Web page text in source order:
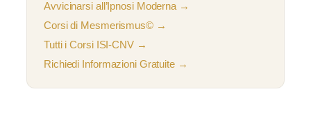
Avvicinarsi all’Ipnosi Moderna →
Corsi di Mesmerismus© →
Tutti i Corsi ISI-CNV →
Richiedi Informazioni Gratuite →